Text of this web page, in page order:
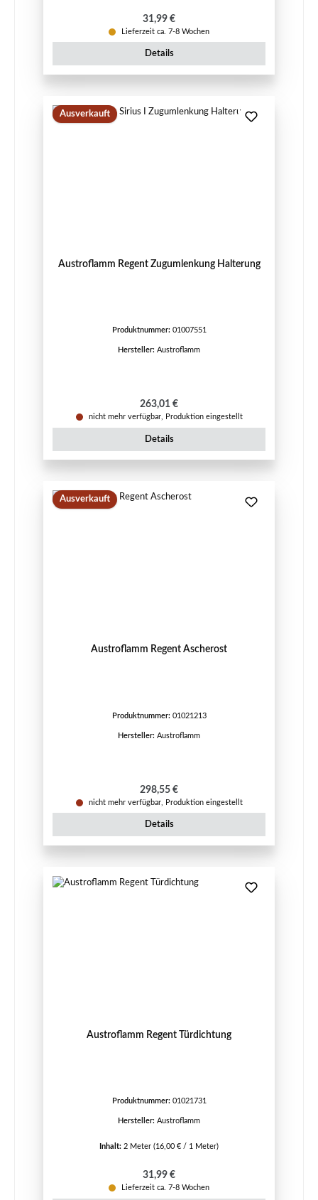
Regulärer Preis:
31,99 €
Lieferzeit ca. 7-8 Wochen
Details
Ausverkauft
Austroflamm Regent Zugumlenkung Halterung
Produktnummer: 01007551
Hersteller: Austroflamm
Regulärer Preis:
263,01 €
nicht mehr verfügbar, Produktion eingestellt
Details
Ausverkauft
Austroflamm Regent Ascherost
Produktnummer: 01021213
Hersteller: Austroflamm
Regulärer Preis:
298,55 €
nicht mehr verfügbar, Produktion eingestellt
Details
Austroflamm Regent Türdichtung
Produktnummer: 01021731
Hersteller: Austroflamm
Inhalt: 2 Meter (16,00 € / 1 Meter)
Regulärer Preis:
31,99 €
Lieferzeit ca. 7-8 Wochen